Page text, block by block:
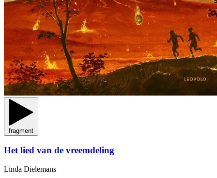
fragment
Het lied van de vreemdeling
Linda Dielemans